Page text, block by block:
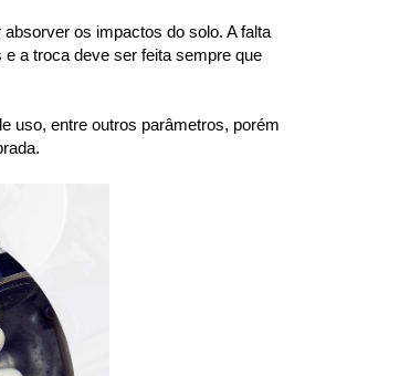
os impactos do solo. A falta
a troca deve ser feita sempre que
uso, entre outros parâmetros, porém